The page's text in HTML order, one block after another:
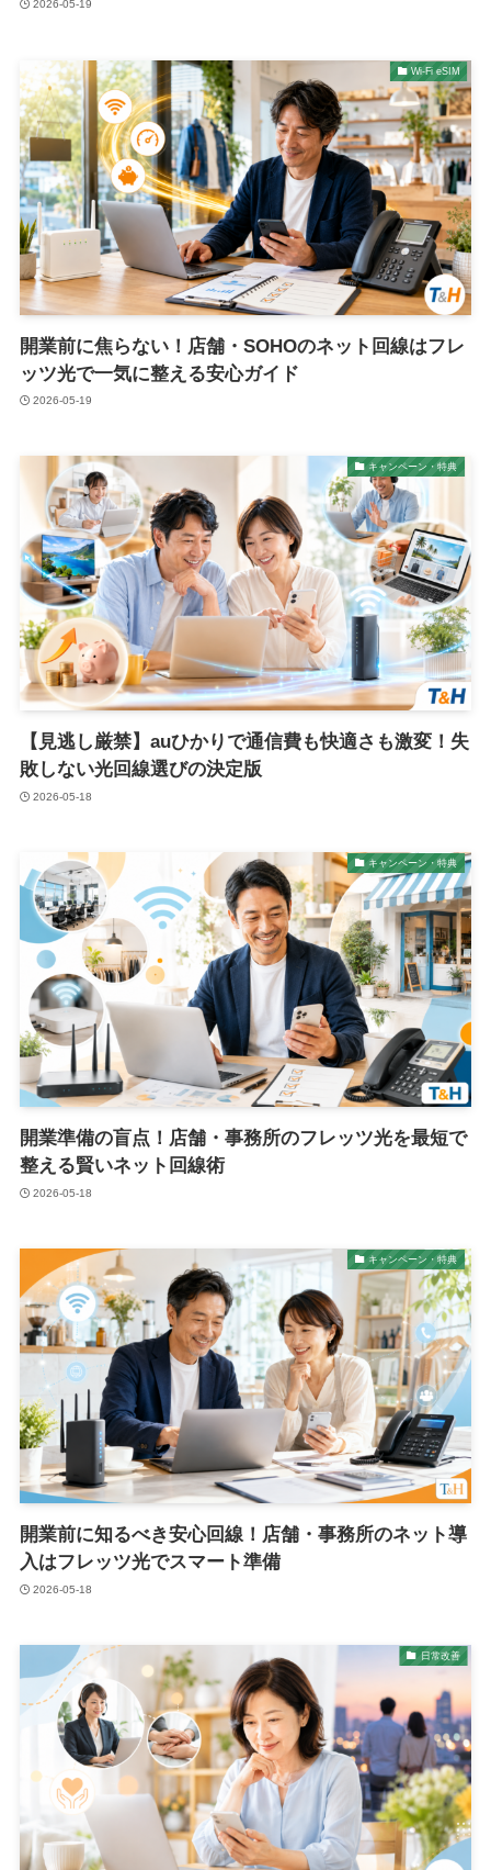
2026-05-19
Wi-Fi eSIM
開業前に焦らない！店舗・SOHOのネット回線はフレ
ッツ光で一気に整える安心ガイド
2026-05-19
キャンペーン・特典
【見逃し厳禁】auひかりで通信費も快適さも激変！失
敗しない光回線選びの決定版
2026-05-18
キャンペーン・特典
開業準備の盲点！店舗・事務所のフレッツ光を最短で
整える賢いネット回線術
2026-05-18
キャンペーン・特典
開業前に知るべき安心回線！店舗・事務所のネット導
入はフレッツ光でスマート準備
2026-05-18
日常改善